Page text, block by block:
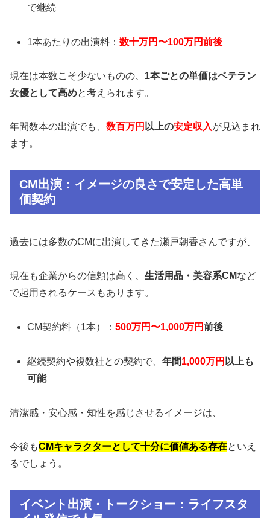
で継続
1本あたりの出演料：数十万円〜100万円前後
現在は本数こそ少ないものの、 1本ごとの単価はベテラン
女優として高めと考えられます。
年間数本の出演でも、 数百万円 以上の安定収入が見込まれ
ます。
CM出演：イメージの良さで安定した高単
価契約
過去には多数のCMに出演してきた瀬戸朝香さんですが、
現在も企業からの信頼は高く、 生活用品・美容系CMなど
で起用されるケースもあります。
CM契約料（1本）：500万円〜1,000万円前後
継続契約や複数社との契約で、年間1,000万円 以上も
可能
清潔感・安心感・知性を感じさせるイメージは、
今後もCMキャラクターとして十分に価値ある存在といえ
るでしょう。
イベント出演・トークショー：ライフスタ